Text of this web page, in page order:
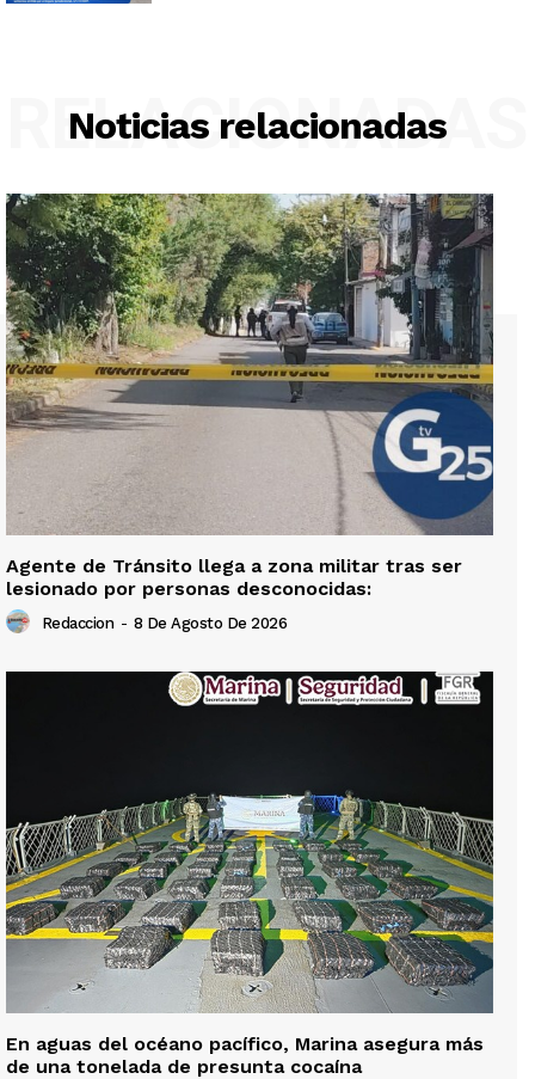
Noticias relacionadas
RELACIONADAS
Agente de Tránsito llega a zona militar tras ser
lesionado por personas desconocidas:
Redaccion - 8 De Agosto De 2026
En aguas del océano pacífico, Marina asegura más
de una tonelada de presunta cocaína